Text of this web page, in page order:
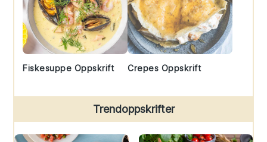
Fiskesuppe Oppskrift Crepes Oppskrift
Trendoppskrifter